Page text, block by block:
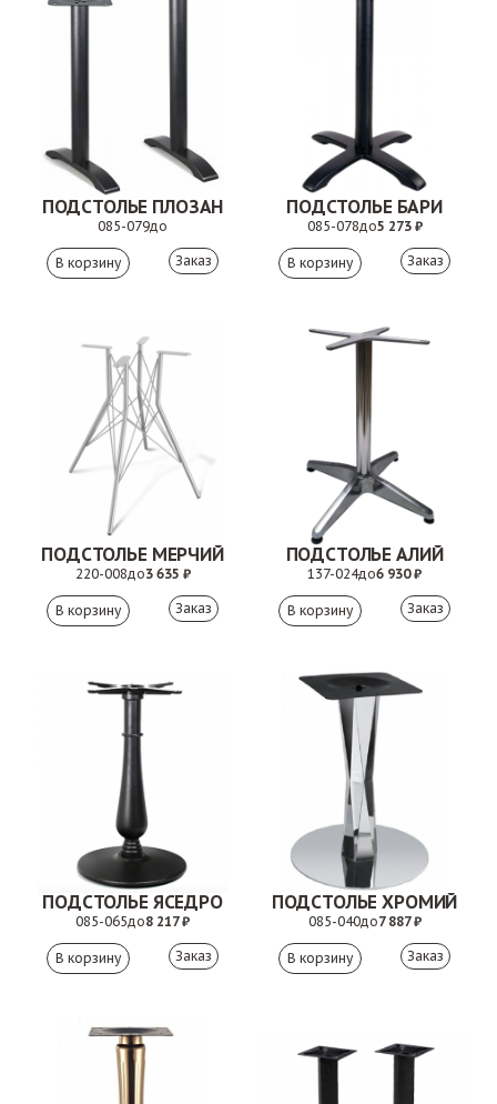
ПОДСТОЛЬЕ ПЛОЗАН
085-079до
Заказ
ПОДСТОЛЬЕ БАРИ
085-078до5 273 ₽
Заказ
ПОДСТОЛЬЕ МЕРЧИЙ
220-008до3 635 ₽
Заказ
ПОДСТОЛЬЕ АЛИЙ
137-024до6 930 ₽
Заказ
ПОДСТОЛЬЕ ЯСЕДРО
085-065до8 217 ₽
Заказ
ПОДСТОЛЬЕ ХРОМИЙ
085-040до7 887 ₽
Заказ